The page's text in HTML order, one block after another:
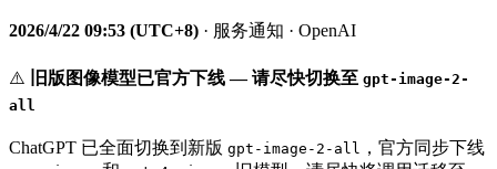
2026/4/22 09:53 (UTC+8) · 服务通知 · OpenAI
⚠️ 旧版图像模型已官方下线 — 请尽快切换至 gpt-image-2-
all
ChatGPT 已全面切换到新版 gpt-image-2-all ，官方同步下线